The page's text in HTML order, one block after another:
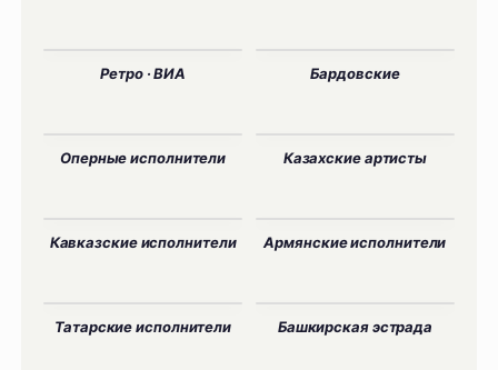
Ретро · ВИА Бардовские
Оперные исполнители Казахские артисты
Кавказские исполнители Армянские исполнители
Татарские исполнители Башкирская эстрада